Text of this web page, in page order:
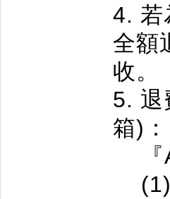
4. 若
全額
收。
5. 退
箱)：
『
(1)